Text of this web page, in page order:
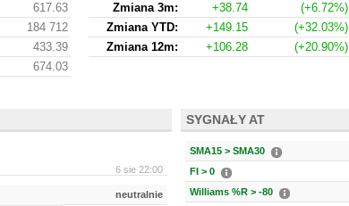
617.63
184 712
433.39
674.03
Zmiana 3m:
+38.74 (+6.72%)
Zmiana YTD:
+149.15 (+32.03%)
Zmiana 12m:
+106.28 (+20.90%)
6 sie 22:00
neutralnie
SYGNAŁY AT
SMA15 > SMA30
FI > 0
Williams %R > -80